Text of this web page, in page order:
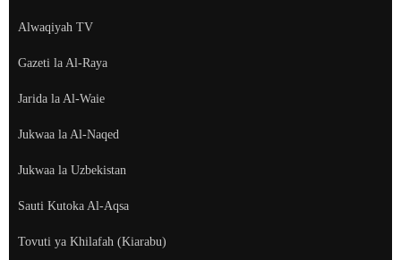
Alwaqiyah TV
Gazeti la Al-Raya
Jarida la Al-Waie
Jukwaa la Al-Naqed
Jukwaa la Uzbekistan
Sauti Kutoka Al-Aqsa
Tovuti ya Khilafah (Kiarabu)